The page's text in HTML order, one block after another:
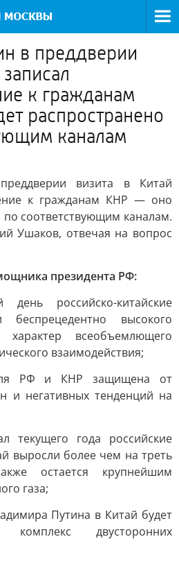
в преддверии
к гражданам
распространено
каналам
визита в Китай
к гражданам КНР — оно
по соответствующим каналам.
Ушаков, отвечая на вопрос
президента РФ:
российско-китайские
беспрецедентно высокого
всеобъемлющего
взаимодействия;
РФ и КНР защищена от
и негативных тенденций на
текущего года российские
выросли более чем на треть
остается крупнейшим
газа;
Путина в Китай будет
комплекс двусторонних